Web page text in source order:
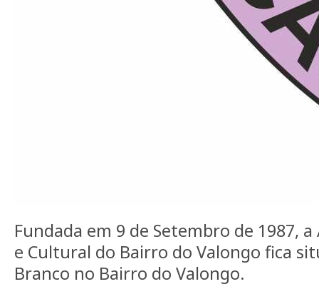
Fundada em 9 de Setembro de 1987,
e Cultural do Bairro do Valongo fica
Branco no Bairro do Valongo.